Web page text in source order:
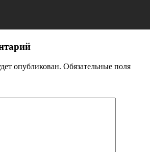
опубликован. Обязательные поля